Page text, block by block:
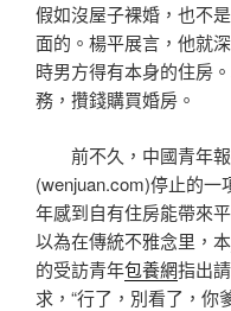
假如沒屋子裸婚，也不
面的。楊平展言，他就
時男方得有本身的住房
務，攢錢購買婚房。
前不久，中國青年報
(wenjuan.com)停止的一
年感到自有住房能帶來
以為在傳統不雅念里，本
的受訪青年包養網指出
求，“行了，別看了，你